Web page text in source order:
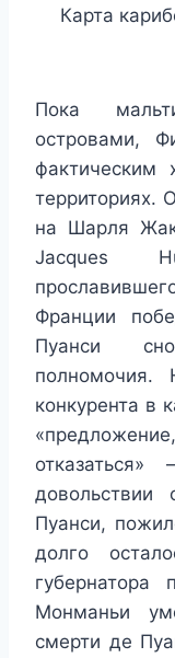
Карта
Пока
островами,
фактическим
территориях.
на Шарля
Jacques
Франции
Пуанси
полномочия.
конкурента в
Пуанси,
долго
Монманьи
смерти де